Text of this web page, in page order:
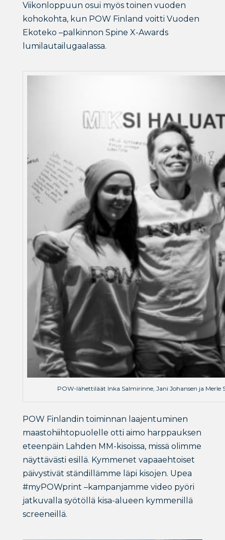
Viikonloppuun osui myös toinen vuoden
kohokohta, kun POW Finland voitti Vuoden
Ekoteko –palkinnon Spine X-Awards
lumilautailugaalassa.
POW-lähettiläät Inka Salmirinne, Jani Johansen ja
POW Finlandin toiminnan laajentuminen
maastohiihtopuolelle otti aimo harppauksen
eteenpäin Lahden MM-kisoissa, missä olimme
näyttävästi esillä. Kymmenet vapaaehtoiset
päivystivät ständillämme läpi kisojen. Upea
#myPOWprint –kampanjamme video pyöri
jatkuvalla syötöllä kisa-alueen kymmenillä
screeneillä.